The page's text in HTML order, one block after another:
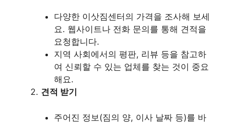
다양한 이삿짐센터의 가격을 조사해 보세
요. 웹사이트나 전화 문의를 통해 견적을
요청합니다.
지역 사회에서의 평판, 리뷰 등을 참고하
여 신뢰할 수 있는 업체를 찾는 것이 중요
해요.
견적 받기
주어진 정보(짐의 양, 이사 날짜 등)를 바